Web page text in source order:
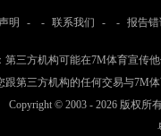
明 - - 联系我们 - - 报告
第三方机构可能在7M体育宣传
跟第三方机构的任何交易与7M
Copyright © 2003 - 2026 版权所